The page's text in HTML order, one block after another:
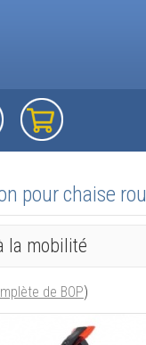
pour chaise
la mobilité
de BOP)